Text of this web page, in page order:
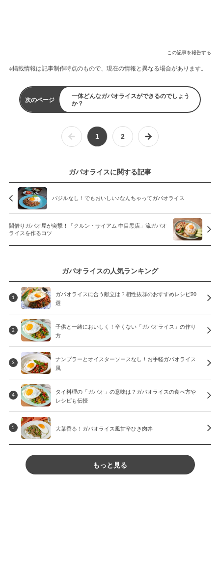
この記事を報告する
※掲載情報は記事制作時点のもので、現在の情報と異なる場合があります。
次のページ
一体どんなガパオライスができるのでしょう
か？
1 2
ガパオライスに関する記事
バジルなし！でもおいしい♪なんちゃってガパオライス
間借りガパオ屋が突撃！「クルン・サイアム 中目黒店」流ガパオ
ライスを作るコツ
ガパオライスの人気ランキング
1
ガパオライスに合う献立は？相性抜群のおすすめレシピ20
選
2
子供と一緒においしく！辛くない「ガパオライス」の作り
方
3
ナンプラーとオイスターソースなし！お手軽ガパオライス
風
4
タイ料理の「ガパオ」の意味は？ガパオライスの食べ方や
レシピも伝授
5 大葉香る！ガパオライス風甘辛ひき肉丼
もっと見る